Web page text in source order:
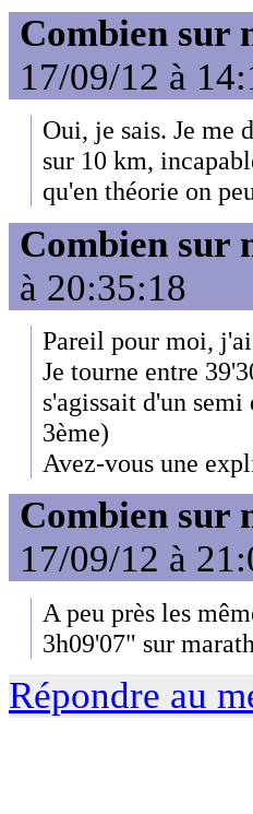
Combien sur
17/09/12 à
Oui, je sais. Je me
sur 10 km,
qu'en théorie on
Combien sur
à 20:35:18
Pareil pour moi,
Je tourne entre
s'agissait d'un
3ème)
Avez-vous une
Combien sur
17/09/12 à
A peu près les
3h09'07" sur
Répondre au